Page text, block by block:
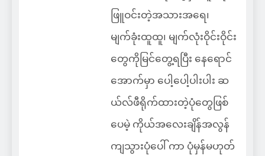
ဖြူဝင်းတဲ့အသားအရေ၊
မျက်ခုံးထူထူ၊ မျက်လုံးဝိုင်းဝိုင်း
တွေကိုမြင်တွေ့ရပြီး နေရောင်
အောက်မှာ ပေါ့ပေါ့ပါးပါး ဆ
ယ်လ်ဖီရိုက်ထားတဲ့ပုံတွေဖြစ်
ပေမဲ့ ကိုယ်အလေးချိန်အလွန်
ကျသွားပုံပေါ် ကာ ပုံမှန်မဟုတ်